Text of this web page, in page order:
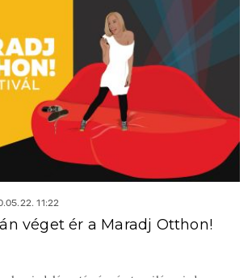
11:22
véget ér a Maradj Otthon!